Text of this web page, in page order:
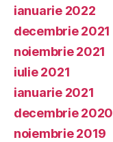
ianuarie 2022
decembrie 2021
noiembrie 2021
iulie 2021
ianuarie 2021
decembrie 2020
noiembrie 2019